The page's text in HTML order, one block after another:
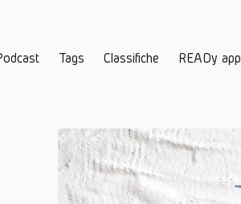
Tags Classifiche READy app